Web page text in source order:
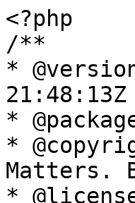
<?php
/**
*
*
*
Matters.
*